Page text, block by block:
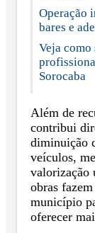
Operação
bares e
Veja como
Sorocaba
Além de
contribui
diminuição
veículos,
valorização
obras
município
oferecer